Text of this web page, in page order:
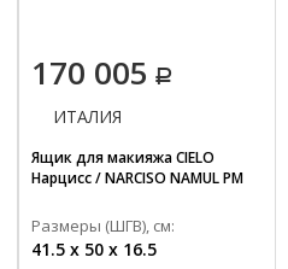
170 005
ИТАЛИЯ
Ящик для макияжа CIELO
Нарцисс / NARCISO NAMUL PM
Размеры (ШГВ), см:
41.5 x 50 x 16.5